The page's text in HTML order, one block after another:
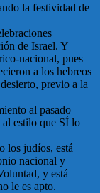
la festividad de
de Israel. Y
nacional, pues
a los hebreos
previo a la
al pasado
estilo que SÍ lo
los judíos, está
nacional y
y está
le es apto.